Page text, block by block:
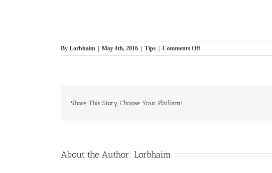
By Lorbhaim | May 4th, 2016 | Tips | Comments Offon
כל
כספכם
Share This Story, Choose Your Platform!
About the Author: Lorbhaim